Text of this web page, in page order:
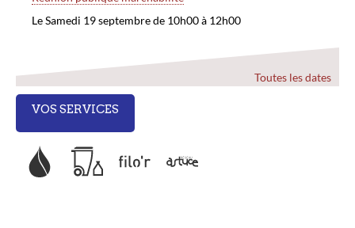
Le Samedi 19 septembre de 10h00 à 12h00
Toutes les dates
VOS SERVICES